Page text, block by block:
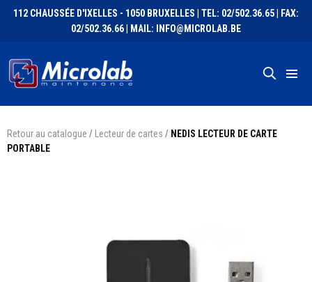
112 CHAUSSÉE D'IXELLES - 1050 BRUXELLES | TEL: 02/502.36.65 | FAX:
02/502.36.66 | MAIL: INFO@MICROLAB.BE
Retour au catalogue / Lecteur de cartes / NEDIS LECTEUR DE CARTE
PORTABLE